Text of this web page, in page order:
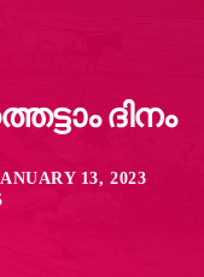
​ദിനം
13, 2023